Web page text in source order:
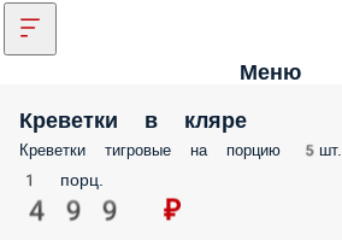
Меню
Креветки в кляре
Креветки тигровые на порцию 5шт.
1 порц.
499 ₽